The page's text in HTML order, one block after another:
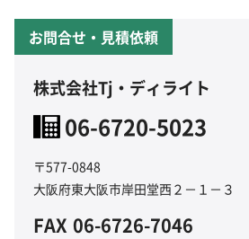
お問合せ・見積依頼
株式会社Tj・ディライト
06-6720-5023
〒577-0848
大阪府東大阪市岸田堂西２－１－３
FAX 06-6726-7046